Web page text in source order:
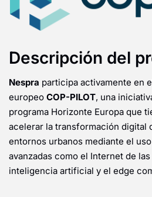
Descripción del
Nespra participa activamente en
europeo COP-PILOT, una
programa Horizonte Europa que
acelerar la transformación digital
entornos urbanos mediante el
avanzadas como el Internet de las
inteligencia artificial y el edge